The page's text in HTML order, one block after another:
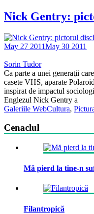
Nick Gentry:
May 27 2011May 30 2011
Sorin Tudor
Ca parte a unei generaţii
casete VHS, aparate
inspirat de impactul
Englezul Nick Gentry a
Galeriile WebCultura,
Cenaclul
Mă pierd la tine-n
Filantropică